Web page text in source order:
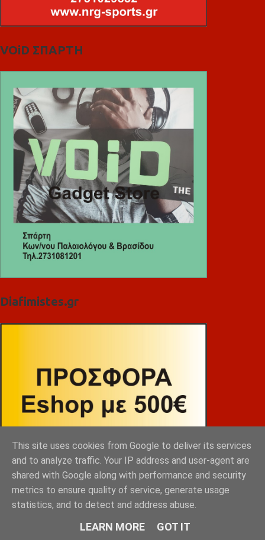
VOiD ΣΠΑΡΤΗ
Diafimistes.gr
This site uses cookies from Google to deliver its services
and to analyze traffic. Your IP address and user-agent are
shared with Google along with performance and security
metrics to ensure quality of service, generate usage
statistics, and to detect and address abuse.
LEARN MORE GOT IT